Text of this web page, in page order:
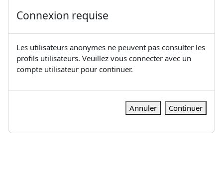
Connexion requise
Les utilisateurs anonymes ne peuvent pas consulter les
profils utilisateurs. Veuillez vous connecter avec un
compte utilisateur pour continuer.
Annuler Continuer